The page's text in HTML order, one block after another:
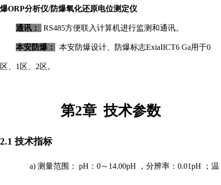
爆ORP分析仪/防爆氧化还原电位测定仪
通讯： RS485方便联入计算机进行监测和通讯。
本安防爆： 本安防爆设计、 防爆标志ExiaIICT6 Ga用于0
区、1区、2区。
第2章 技术参数
2.1 技术指标
a) 测量范围： pH：0～14.00pH ，分辨率：0.01pH ；温